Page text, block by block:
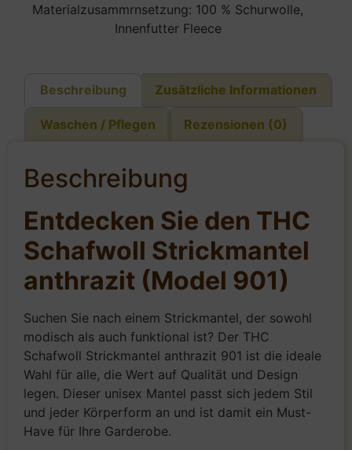
Materialzusammrnsetzung: 100 % Schurwolle,
Innenfutter Fleece
Beschreibung Zusätzliche Informationen
Waschen / Pflegen Rezensionen (0)
Beschreibung
Entdecken Sie den THC
Schafwoll Strickmantel
anthrazit (Model 901)
Suchen Sie nach einem Strickmantel, der sowohl
modisch als auch funktional ist? Der THC
Schafwoll Strickmantel anthrazit 901 ist die ideale
Wahl für alle, die Wert auf Qualität und Design
legen. Dieser unisex Mantel passt sich jedem Stil
und jeder Körperform an und ist damit ein Must-
Have für Ihre Garderobe.